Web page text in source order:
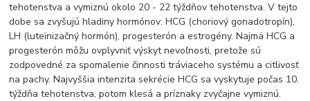
tehotenstva a vymiznú okolo 20 - 22 týždňov tehotenstva. V tejto
dobe sa zvyšujú hladiny hormónov: HCG (choriový gonadotropín),
LH (luteinizačný hormón), progesterón a estrogény. Najmä HCG a
progesterón môžu ovplyvniť výskyt nevoľnosti, pretože sú
zodpovedné za spomalenie činnosti tráviaceho systému a citlivosť
na pachy. Najvyššia intenzita sekrécie HCG sa vyskytuje počas 10.
týždňa tehotenstva, potom klesá a príznaky zvyčajne vymiznú.